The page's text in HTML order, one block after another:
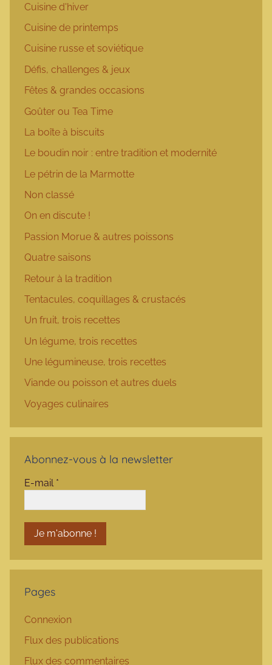
Cuisine d'hiver
Cuisine de printemps
Cuisine russe et soviétique
Défis, challenges & jeux
Fêtes & grandes occasions
Goûter ou Tea Time
La boîte à biscuits
Le boudin noir : entre tradition et modernité
Le pétrin de la Marmotte
Non classé
On en discute !
Passion Morue & autres poissons
Quatre saisons
Retour à la tradition
Tentacules, coquillages & crustacés
Un fruit, trois recettes
Un légume, trois recettes
Une légumineuse, trois recettes
Viande ou poisson et autres duels
Voyages culinaires
Abonnez-vous à la newsletter
E-mail *
Pages
Connexion
Flux des publications
Flux des commentaires